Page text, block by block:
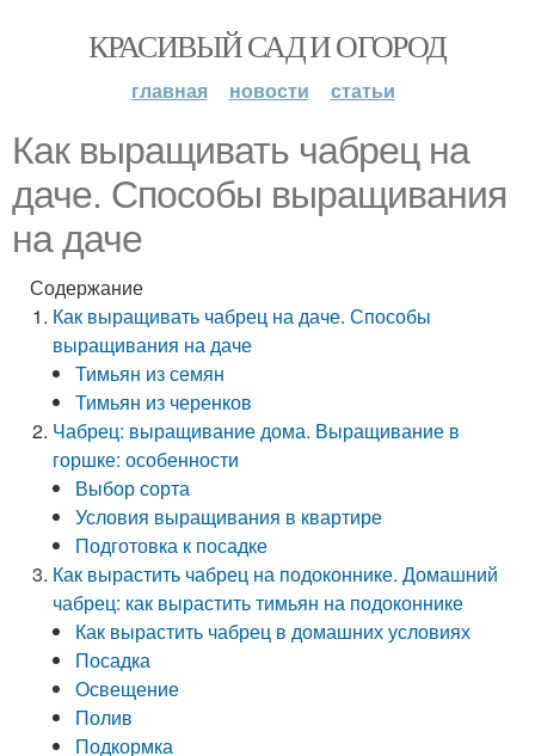
КРАСИВЫЙ САД И ОГОРОД
главная новости статьи
Как выращивать чабрец на
даче. Способы выращивания
на даче
Содержание
Как выращивать чабрец на даче. Способы
выращивания на даче
Тимьян из семян
Тимьян из черенков
Чабрец: выращивание дома. Выращивание в
горшке: особенности
Выбор сорта
Условия выращивания в квартире
Подготовка к посадке
Как вырастить чабрец на подоконнике. Домашний
чабрец: как вырастить тимьян на подоконнике
Как вырастить чабрец в домашних условиях
Посадка
Освещение
Полив
Подкормка